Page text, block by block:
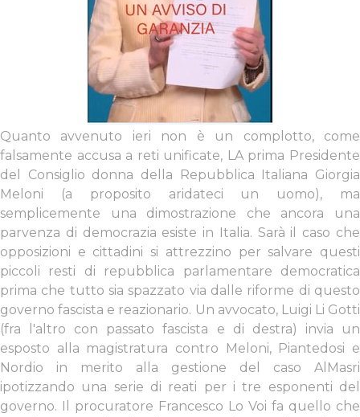
Quanto avvenuto ieri non è un complotto, come
falsamente accusa a reti unificate, LA prima Presidente
del Consiglio donna della Repubblica Italiana Giorgia
Meloni (a proposito aridateci un uomo), ma
semplicemente una dimostrazione che ancora una
parvenza di democrazia esiste in Italia. Sarà il caso che
opposizioni e cittadini si attrezzino per salvare questi
piccoli resti di repubblica parlamentare democratica
prima che tutto sia spazzato via dalle riforme di questo
governo fascista e reazionario. Un avvocato, Luigi Li Gotti
(fra l'altro con passato fascista e di destra) invia un
esposto alla magistratura contro Meloni, Piantedosi e
Nordio in merito alla gestione del caso AlMasri
ipotizzando una serie di reati per i tre esponenti del
governo. Il procuratore Francesco Lo Voi fa quello che